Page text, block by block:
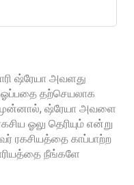
ஷ்ரேயா அவளது
தற்செயலாக
முன்னால், ஷ்ரேயா அவளை
ஓலு தெரியும் என்று
ரகசியத்தை காப்பாற்ற
நீங்களே